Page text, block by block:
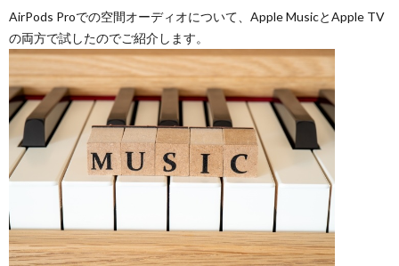
AirPods Proでの空間オーディオについて、Apple MusicとApple TV
の両方で試したのでご紹介します。